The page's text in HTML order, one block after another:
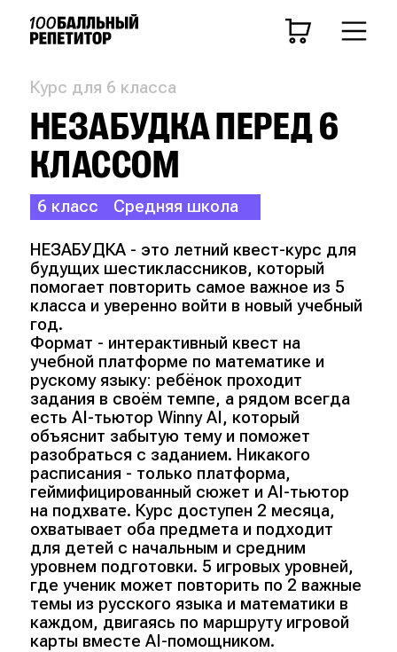
Курс для 6 класса
НЕЗАБУДКА ПЕРЕД 6
КЛАССОМ
6 класс Средняя школа
НЕЗАБУДКА - это летний квест-курс для
будущих шестиклассников, который
помогает повторить самое важное из 5
класса и уверенно войти в новый учебный
год.
Формат - интерактивный квест на
учебной платформе по математике и
рускому языку: ребёнок проходит
задания в своём темпе, а рядом всегда
есть AI-тьютор Winny AI, который
объяснит забытую тему и поможет
разобраться с заданием. Никакого
расписания - только платформа,
геймифицированный сюжет и AI-тьютор
на подхвате. Курс доступен 2 месяца,
охватывает оба предмета и подходит
для детей с начальным и средним
уровнем подготовки. 5 игровых уровней,
где ученик может повторить по 2 важные
темы из русского языка и математики в
каждом, двигаясь по маршруту игровой
карты вместе AI-помощником.